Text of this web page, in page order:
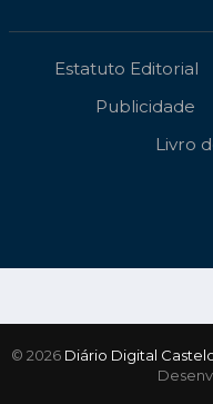
Estatuto Editorial
Publicidade
Livro
© 2026 Diário Digital